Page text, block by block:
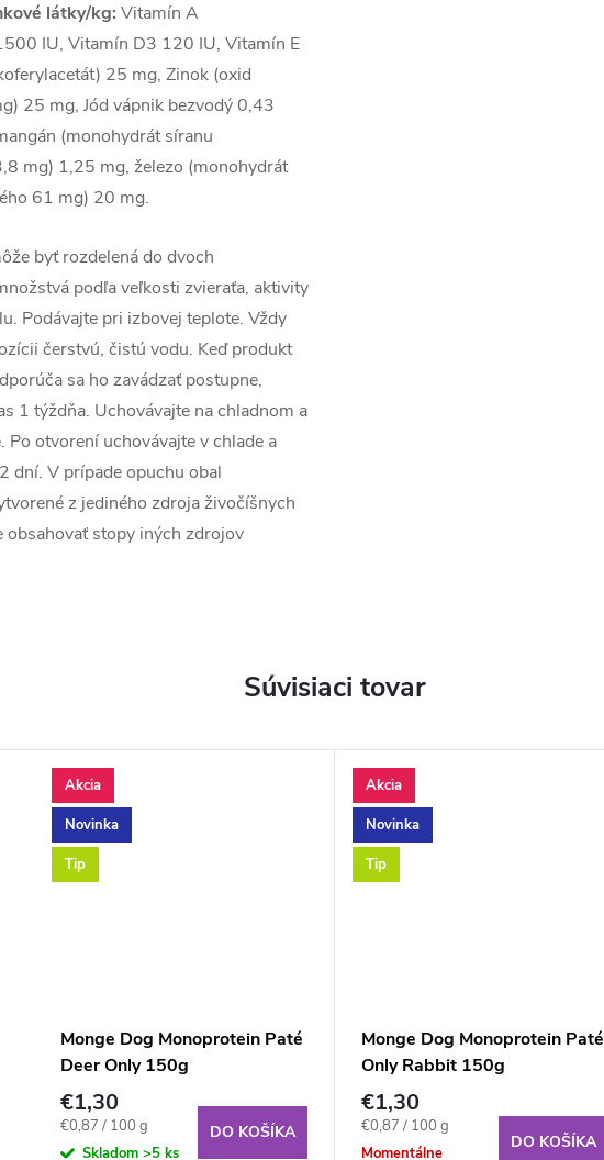
látky/kg: Vitamín A
IU, Vitamín D3 120 IU, Vitamín E
25 mg, Zinok (oxid
25 mg, Jód vápnik bezvodý 0,43
(monohydrát síranu
mg) 1,25 mg, železo (monohydrát
61 mg) 20 mg.
byť rozdelená do dvoch
podľa veľkosti zvieraťa, aktivity
Podávajte pri izbovej teplote. Vždy
čerstvú, čistú vodu. Keď produkt
sa ho zavádzať postupne,
1 týždňa. Uchovávajte na chladnom a
Po otvorení uchovávajte v chlade a
dní. V prípade opuchu obal
z jediného zdroja živočíšnych
obsahovať stopy iných zdrojov
Súvisiaci tovar
Akcia
Novinka
Tip
Monge Dog Monoprotein Paté
Deer Only 150g
€1,30
Jednotková
cena:
€0,87 / 100 g
Skladom >5 ks
DO KOŠÍKA
Akcia
Novinka
Tip
Monge Dog Monoprotein Paté
Only Rabbit 150g
€1,30
Jednotková
cena:
€0,87 / 100 g
Momentálne
DO KOŠÍKA